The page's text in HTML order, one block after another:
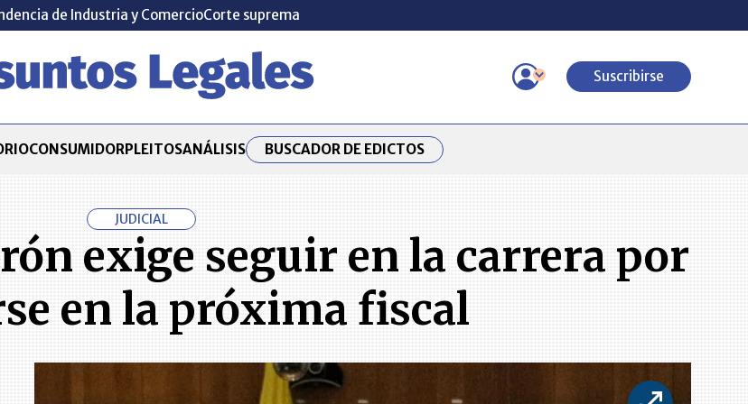
de Industria y ComercioCorte suprema
Suscribirse
CONSUMIDORPLEITOSANÁLISIS BUSCADOR DE EDICTOS
JUDICIAL
exige seguir en la carrera por
en la próxima fiscal